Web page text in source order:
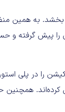
به همین